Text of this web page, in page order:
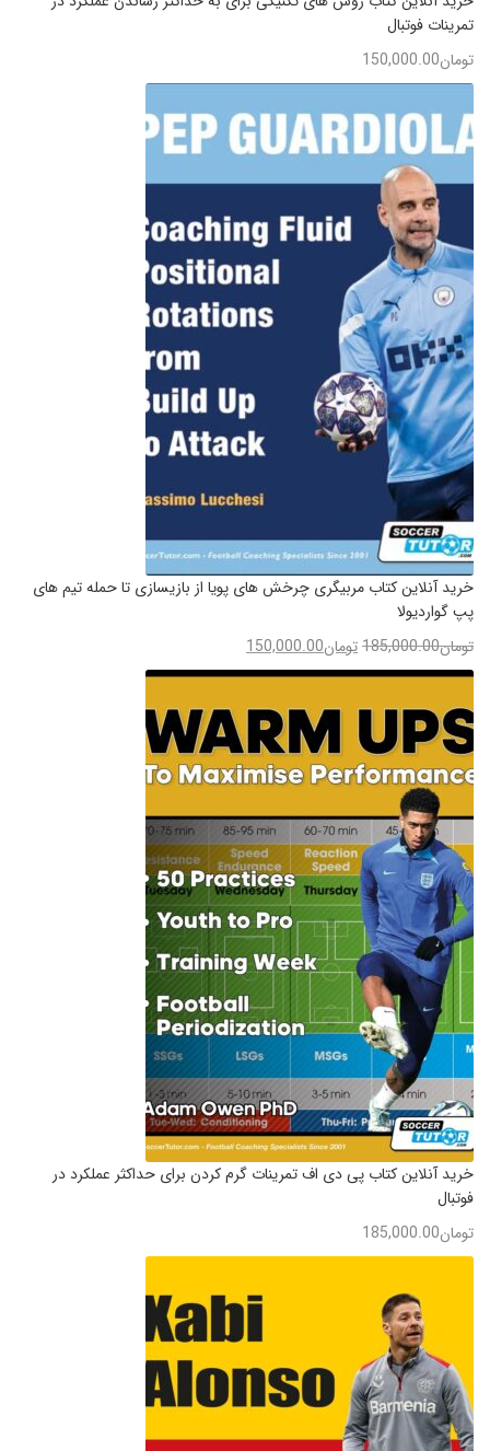
تمرینات فوتبال
تومان150,000.00
خرید آنلاین کتاب مربیگری چرخش های پویا از بازیسازی تا حمله تیم های
پپ گواردیولا
تومان185,000.00تومان150,000.00
خرید آنلاین کتاب پی دی اف تمرینات گرم کردن برای حداکثر عملکرد در
فوتبال
تومان185,000.00